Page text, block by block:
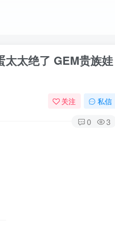
太绝了 GEM贵族娃
关注 私信
0 3